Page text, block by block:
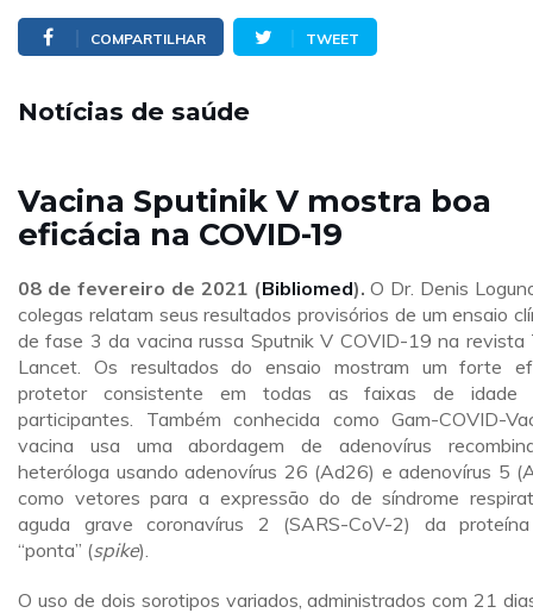
COMPARTILHAR TWEET
Notícias de saúde
Vacina Sputinik V mostra boa
eficácia na COVID-19
08 de fevereiro de 2021 (Bibliomed). O Dr. Denis
colegas relatam seus resultados provisórios de um ensaio
de fase 3 da vacina russa Sputnik V COVID-19 na revista
Lancet. Os resultados do ensaio mostram um forte
protetor consistente em todas as faixas de idade
participantes. Também conhecida como Gam-COVID-
vacina usa uma abordagem de adenovírus
heteróloga usando adenovírus 26 (Ad26) e adenovírus 5
como vetores para a expressão do de síndrome
aguda grave coronavírus 2 (SARS-CoV-2) da
“ponta” (spike).
O uso de dois sorotipos variados, administrados com 21